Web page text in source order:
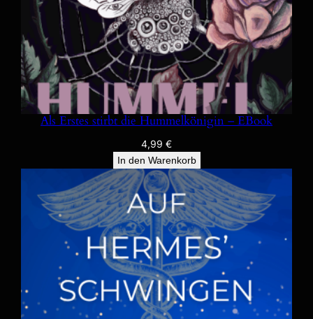
Als Erstes stirbt die Hummelkönigin – EBook
4,99 €
In den Warenkorb